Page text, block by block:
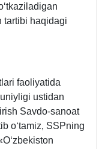
tartibi haqidagi
faoliyatida
ustidan
Savdo-sanoat
oʻtamiz, SSPning